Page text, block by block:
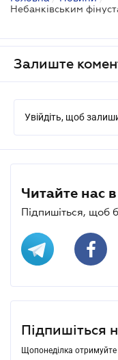
Залиште
Увійдіть, щоб
Читайте нас
Підпишіться, щоб
Підпишіться
Щопонеділка отримуйте